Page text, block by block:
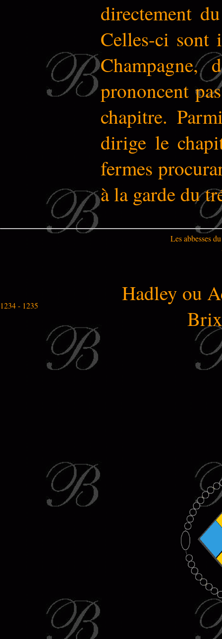
directement
Celles-ci sont
Champagne,
prononcent
chapitre.
dirige le
fermes
à la garde du
Les abbesses
1234 - 1235
Hadley ou